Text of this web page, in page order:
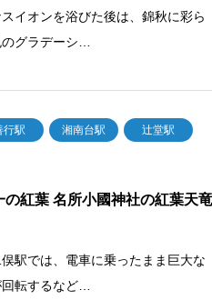
イオンを浴びた後は、錦秋に彩ら
グラデーシ…
行駅 湘南台駅 辻堂駅
の紅葉 名所小國神社の紅葉天
駅では、電車に乗ったまま巨大な
転するなど…